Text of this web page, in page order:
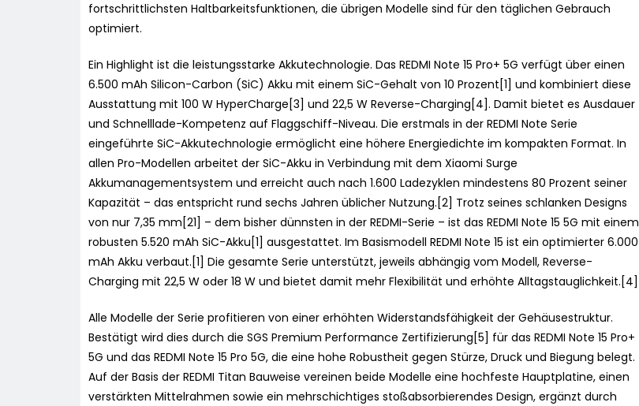
fortschrittlichsten Haltbarkeitsfunktionen, die übrigen Modelle sind für den täglichen Gebrauch
optimiert.
Ein Highlight ist die leistungsstarke Akkutechnologie. Das REDMI Note 15 Pro+ 5G verfügt über einen
6.500 mAh Silicon-Carbon (SiC) Akku mit einem SiC-Gehalt von 10 Prozent[1] und kombiniert diese
Ausstattung mit 100 W HyperCharge[3] und 22,5 W Reverse-Charging[4]. Damit bietet es Ausdauer
und Schnelllade-Kompetenz auf Flaggschiff-Niveau. Die erstmals in der REDMI Note Serie
eingeführte SiC-Akkutechnologie ermöglicht eine höhere Energiedichte im kompakten Format. In
allen Pro-Modellen arbeitet der SiC-Akku in Verbindung mit dem Xiaomi Surge
Akkumanagementsystem und erreicht auch nach 1.600 Ladezyklen mindestens 80 Prozent seiner
Kapazität – das entspricht rund sechs Jahren üblicher Nutzung.[2] Trotz seines schlanken Designs
von nur 7,35 mm[21] – dem bisher dünnsten in der REDMI-Serie – ist das REDMI Note 15 5G mit einem
robusten 5.520 mAh SiC-Akku[1] ausgestattet. Im Basismodell REDMI Note 15 ist ein optimierter 6.000
mAh Akku verbaut.[1] Die gesamte Serie unterstützt, jeweils abhängig vom Modell, Reverse-
Charging mit 22,5 W oder 18 W und bietet damit mehr Flexibilität und erhöhte Alltagstauglichkeit.[4]
Alle Modelle der Serie profitieren von einer erhöhten Widerstandsfähigkeit der Gehäusestruktur.
Bestätigt wird dies durch die SGS Premium Performance Zertifizierung[5] für das REDMI Note 15 Pro+
5G und das REDMI Note 15 Pro 5G, die eine hohe Robustheit gegen Stürze, Druck und Biegung belegt.
Auf der Basis der REDMI Titan Bauweise vereinen beide Modelle eine hochfeste Hauptplatine, einen
verstärkten Mittelrahmen sowie ein mehrschichtiges stoßabsorbierendes Design, ergänzt durch